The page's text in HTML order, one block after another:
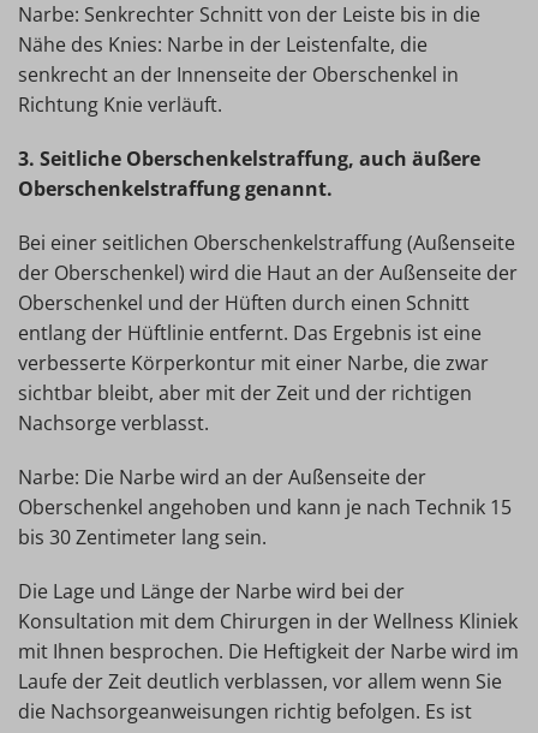
Narbe: Senkrechter Schnitt von der Leiste bis in die
Nähe des Knies: Narbe in der Leistenfalte, die
senkrecht an der Innenseite der Oberschenkel in
Richtung Knie verläuft.
3. Seitliche Oberschenkelstraffung, auch äußere
Oberschenkelstraffung genannt.
Bei einer seitlichen Oberschenkelstraffung (Außenseite
der Oberschenkel) wird die Haut an der Außenseite der
Oberschenkel und der Hüften durch einen Schnitt
entlang der Hüftlinie entfernt. Das Ergebnis ist eine
verbesserte Körperkontur mit einer Narbe, die zwar
sichtbar bleibt, aber mit der Zeit und der richtigen
Nachsorge verblasst.
Narbe: Die Narbe wird an der Außenseite der
Oberschenkel angehoben und kann je nach Technik 15
bis 30 Zentimeter lang sein.
Die Lage und Länge der Narbe wird bei der
Konsultation mit dem Chirurgen in der Wellness Kliniek
mit Ihnen besprochen. Die Heftigkeit der Narbe wird im
Laufe der Zeit deutlich verblassen, vor allem wenn Sie
die Nachsorgeanweisungen richtig befolgen. Es ist